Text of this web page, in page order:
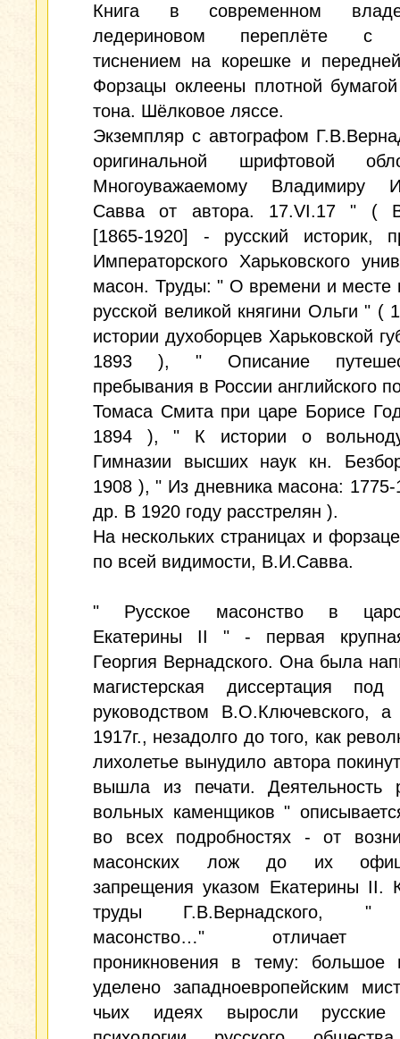
Книга в современном
ледериновом переплёте с
тиснением на корешке и
Форзацы оклеены плотной бумагой
тона. Шёлковое ляссе.
Экземпляр с автографом
оригинальной шрифтовой
Многоуважаемому Владимиру
Савва от автора. 17.VI.17 " (
[1865-1920] - русский историк,
Императорского Харьковского
масон. Труды: " О времени и месте
русской великой княгини Ольги " (
истории духоборцев Харьковской
1893 ), " Описание
пребывания в России английского
Томаса Смита при царе Борисе
1894 ), " К истории о
Гимназии высших наук кн.
1908 ), " Из дневника масона: 1775-
др. В 1920 году расстрелян ).
На нескольких страницах и
по всей видимости, В.И.Савва.
" Русское масонство в
Екатерины II " - первая
Георгия Вернадского. Она была
магистерская диссертация
руководством В.О.Ключевского,
1917г., незадолго до того, как
лихолетье вынудило автора
вышла из печати. Деятельность
вольных каменщиков "
во всех подробностях - от
масонских лож до их
запрещения указом Екатерины II.
труды Г.В.Вернадского, "
масонство…" отличает
проникновения в тему: большое
уделено западноевропейским
чьих идеях выросли русские